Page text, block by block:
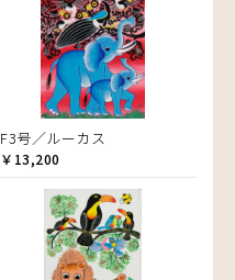
F3号／ルーカス
￥13,200